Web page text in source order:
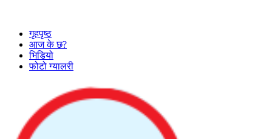
गृहपृष्ठ
आज के छ?
भिडियो
फोटो ग्यालरी